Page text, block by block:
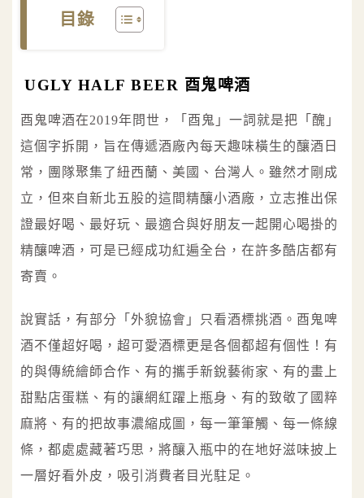
目錄
UGLY HALF BEER 酉鬼啤酒
酉鬼啤酒在2019年問世，「酉鬼」一詞就是把「醜」
這個字拆開，旨在傳遞酒廠內每天趣味橫生的釀酒日
常，團隊聚集了紐西蘭、美國、台灣人。雖然才剛成
立，但來自新北五股的這間精釀小酒廠，立志推出保
證最好喝、最好玩、最適合與好朋友一起開心喝掛的
精釀啤酒，可是已經成功紅遍全台，在許多酷店都有
寄賣。
說實話，有部分「外貌協會」只看酒標挑酒。酉鬼啤
酒不僅超好喝，超可愛酒標更是各個都超有個性！有
的與傳統繪師合作、有的攜手新銳藝術家、有的畫上
甜點店蛋糕、有的讓網紅躍上瓶身、有的致敬了國粹
麻將、有的把故事濃縮成圖，每一筆筆觸、每一條線
條，都處處藏著巧思，將釀入瓶中的在地好滋味披上
一層好看外皮，吸引消費者目光駐足。